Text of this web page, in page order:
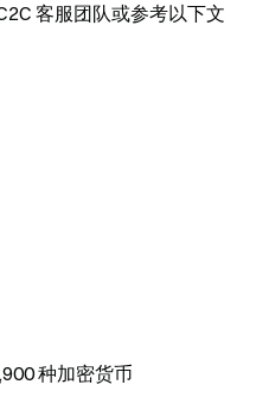
客服团队或参考以下文
种加密货币